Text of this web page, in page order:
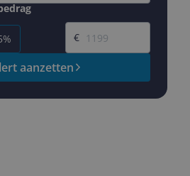
Gewenste prijs
€
aanzetten